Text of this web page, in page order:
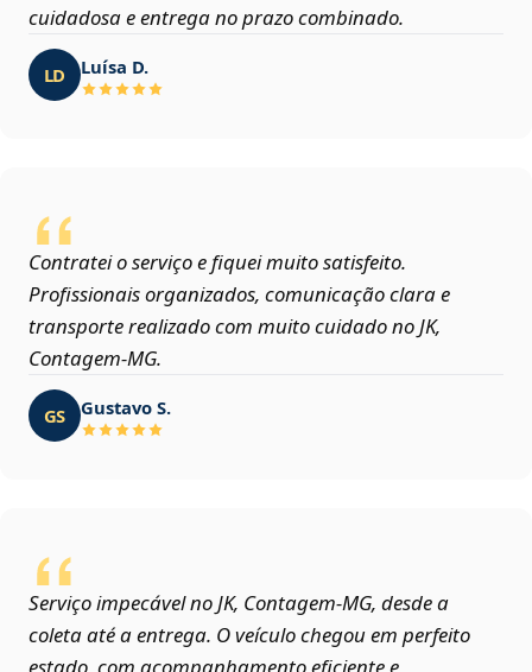
cuidadosa e entrega no prazo combinado.
LD Luísa D.
Contratei o serviço e fiquei muito satisfeito.
Profissionais organizados, comunicação clara e
transporte realizado com muito cuidado no JK,
Contagem‑MG.
GS Gustavo S.
Serviço impecável no JK, Contagem‑MG, desde a
coleta até a entrega. O veículo chegou em perfeito